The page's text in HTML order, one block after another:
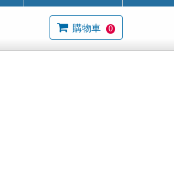
購物車 0